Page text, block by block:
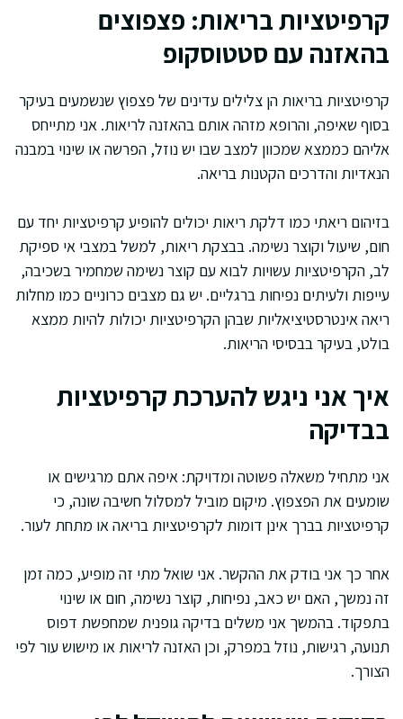
קרפיטציות בריאות: פצפוצים
בהאזנה עם סטטוסקופ
קרפיטציות בריאות הן צלילים עדינים של פצפוץ שנשמעים בעיקר
בסוף שאיפה, והרופא מזהה אותם בהאזנה לריאות. אני מתייחס
אליהם כממצא שמכוון למצב שבו יש נוזל, הפרשה או שינוי במבנה
הנאדיות והדרכים הקטנות בריאה.
בזיהום ריאתי כמו דלקת ריאות יכולים להופיע קרפיטציות יחד עם
חום, שיעול וקוצר נשימה. בבצקת ריאות, למשל במצבי אי ספיקת
לב, הקרפיטציות עשויות לבוא עם קוצר נשימה שמחמיר בשכיבה,
עייפות ולעיתים נפיחות ברגליים. יש גם מצבים כרוניים כמו מחלות
ריאה אינטרסטיציאליות שבהן הקרפיטציות יכולות להיות ממצא
בולט, בעיקר בבסיסי הריאות.
איך אני ניגש להערכת קרפיטציות
בבדיקה
אני מתחיל משאלה פשוטה ומדויקת: איפה אתם מרגישים או
שומעים את הפצפוץ. מיקום מוביל למסלול חשיבה שונה, כי
קרפיטציות בברך אינן דומות לקרפיטציות בריאה או מתחת לעור.
אחר כך אני בודק את ההקשר. אני שואל מתי זה מופיע, כמה זמן
זה נמשך, האם יש כאב, נפיחות, קוצר נשימה, חום או שינוי
בתפקוד. בהמשך אני משלים בדיקה גופנית שמחפשת דפוס
תנועה, רגישות, נוזל במפרק, וכן האזנה לריאות או מישוש עור לפי
הצורך.